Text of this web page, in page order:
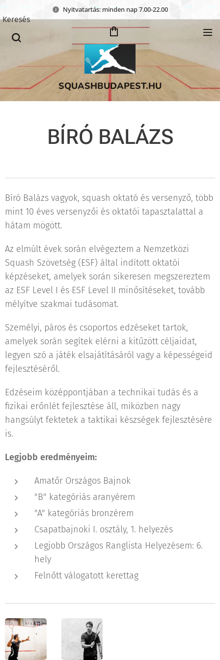
Nyitvatartás: minden nap 7.00-22.00
SQUASHBUDAPEST.HU
Keresés
BÍRÓ BALÁZS
Bíró Balázs vagyok, squash oktató és versenyző, több
mint 10 éves versenyzői és oktatói tapasztalattal a
hátam mögött.
Az elmúlt évek során elvégeztem a Nemzetközi
Squash Szövetség (ESF) által indított oktatói
képzéseket, amelyek során sikeresen megszereztem
az ESF Level I és ESF Level II minősítéseket, tovább
mélyítve szakmai tudásomat.
Személyi, páros és csoportos edzéseket tartok,
amelyek során segítek elérni a kitűzött céljaidat,
legyen szó a játék elsajátításáról vagy a képességeid
fejlesztéséről.
Edzéseim középpontjában a technikai tudás és a
fizikai erőnlét fejlesztése áll, miközben nagy
hangsúlyt fektetek a taktikai készségek fejlesztésére
is.
Legjobb eredményeim:
Amatőr Országos Bajnok
"B" kategóriás aranyérem
"A" kategóriás bronzérem
Csapatbajnoki I. osztály, 1. helyezés
Legjobb Országos Ranglista Helyezésem: 6.
hely
Felnőtt válogatott kerettag